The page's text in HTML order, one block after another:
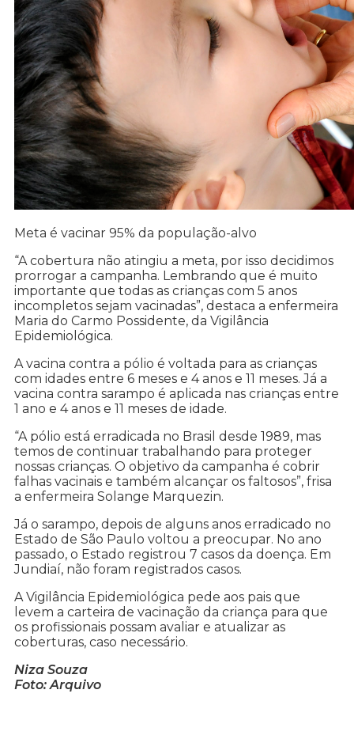
Meta é vacinar 95% da população-alvo
“A cobertura não atingiu a meta, por isso decidimos
prorrogar a campanha. Lembrando que é muito
importante que todas as crianças com 5 anos
incompletos sejam vacinadas”, destaca a enfermeira
Maria do Carmo Possidente, da Vigilância
Epidemiológica.
A vacina contra a pólio é voltada para as crianças
com idades entre 6 meses e 4 anos e 11 meses. Já a
vacina contra sarampo é aplicada nas crianças entre
1 ano e 4 anos e 11 meses de idade.
“A pólio está erradicada no Brasil desde 1989, mas
temos de continuar trabalhando para proteger
nossas crianças. O objetivo da campanha é cobrir
falhas vacinais e também alcançar os faltosos”, frisa
a enfermeira Solange Marquezin.
Já o sarampo, depois de alguns anos erradicado no
Estado de São Paulo voltou a preocupar. No ano
passado, o Estado registrou 7 casos da doença. Em
Jundiaí, não foram registrados casos.
A Vigilância Epidemiológica pede aos pais que
levem a carteira de vacinação da criança para que
os profissionais possam avaliar e atualizar as
coberturas, caso necessário.
Niza Souza
Foto: Arquivo